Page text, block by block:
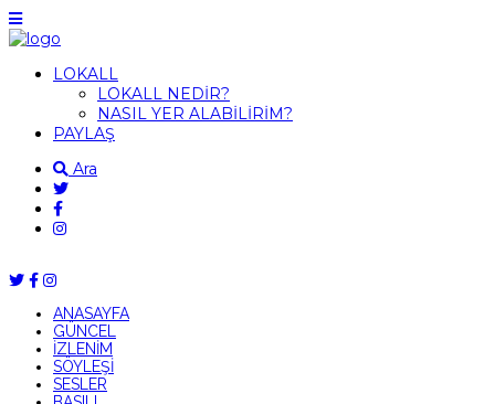
LOKALL
LOKALL NEDİR?
NASIL YER ALABİLİRİM?
PAYLAŞ
Ara
ANASAYFA
GÜNCEL
İZLENİM
SÖYLEŞİ
SESLER